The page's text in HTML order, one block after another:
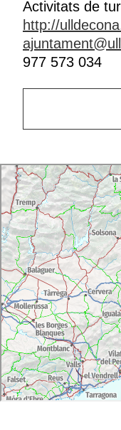
Activitats de
http://
977 573 034